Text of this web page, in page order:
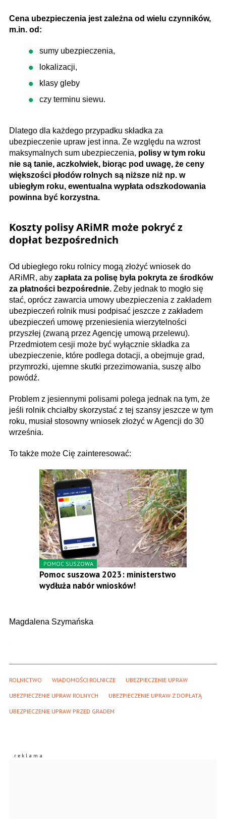
Cena ubezpieczenia jest zależna od wielu czynników,
m.in. od:
sumy ubezpieczenia,
lokalizacji,
klasy gleby
czy terminu siewu.
Dlatego dla każdego przypadku składka za
ubezpieczenie upraw jest inna. Ze względu na wzrost
maksymalnych sum ubezpieczenia, polisy w tym roku
nie są tanie, aczkolwiek, biorąc pod uwagę, że ceny
większości płodów rolnych są niższe niż np. w
ubiegłym roku, ewentualna wypłata odszkodowania
powinna być korzystna.
Koszty polisy ARiMR może pokryć z
dopłat bezpośrednich
Od ubiegłego roku rolnicy mogą złożyć wniosek do
ARiMR, aby zapłata za polisę była pokryta ze środków
za płatności bezpośrednie. Żeby jednak to mogło się
stać, oprócz zawarcia umowy ubezpieczenia z zakładem
ubezpieczeń rolnik musi podpisać jeszcze z zakładem
ubezpieczeń umowę przeniesienia wierzytelności
przyszłej (zwaną przez Agencję umową przelewu).
Przedmiotem cesji może być wyłącznie składka za
ubezpieczenie, które podlega dotacji, a obejmuje grad,
przymrozki, ujemne skutki przezimowania, suszę albo
powódź.
Problem z jesiennymi polisami polega jednak na tym, że
jeśli rolnik chciałby skorzystać z tej szansy jeszcze w tym
roku, musiał stosowny wniosek złożyć w Agencji do 30
września.
To także może Cię zainteresować:
POMOC SUSZOWA
Pomoc suszowa 2023: ministerstwo
wydłuża nabór wniosków!
Magdalena Szymańska
ROLNICTWO WIADOMOŚCI ROLNICZE UBEZPIECZENIE UPRAW
UBEZPIECZENIE UPRAW ROLNYCH UBEZPIECZENIE UPRAW Z DOPŁATĄ
UBEZPIECZENIE UPRAW PRZED GRADEM